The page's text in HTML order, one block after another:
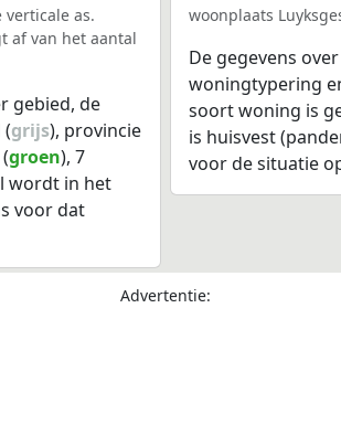
as.
af van het aantal
gebied, de
grijs), provincie
groen), 7
wordt in het
voor dat
woonplaats
De gegevens
woningtypering
soort woning is
is huisvest
voor de situatie
Advertentie: